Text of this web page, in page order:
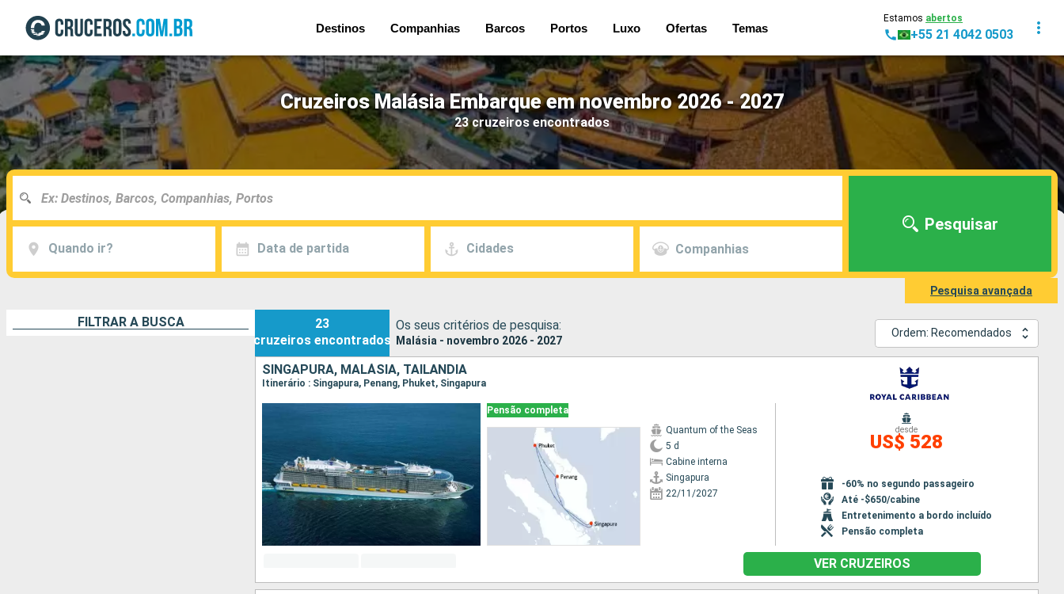
Destinos Companhias Barcos Portos Luxo Ofertas Temas
Estamos abertos
+55 21 4042 0503
Cruzeiros Malásia Embarque em novembro 2026 - 2027
23 cruzeiros encontrados
Quando ir? Data de partida Cidades Companhias
Pesquisar
Pesquisa avançada
FILTRAR A BUSCA
23
cruzeiros encontrados
Os seus critérios de pesquisa:
Malásia - novembro 2026 - 2027
Ordem: Recomendados
SINGAPURA, MALÁSIA, TAILÃNDIA
Itinerário : Singapura, Penang, Phuket, Singapura
Pensão completa
Quantum of the Seas
5 d
Cabine interna
Singapura
22/11/2027
desde
US$ 528
-60% no segundo passageiro
Até -$650/cabine
Entretenimento a bordo incluído
Pensão completa
VER CRUZEIROS